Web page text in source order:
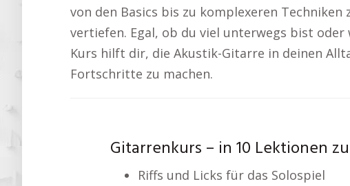
von den Basics bis zu komplexeren
vertiefen. Egal, ob du viel unterwegs bist
Kurs hilft dir, die Akustik-Gitarre in deinen
Fortschritte zu machen.
Gitarrenkurs – in 10 Lektionen
Riffs und Licks für das Solospiel